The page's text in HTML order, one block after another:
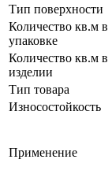
Тип поверхности
Количество кв.м в
упаковке
Количество кв.м в
изделии
Тип товара
Износостойкость
Применение